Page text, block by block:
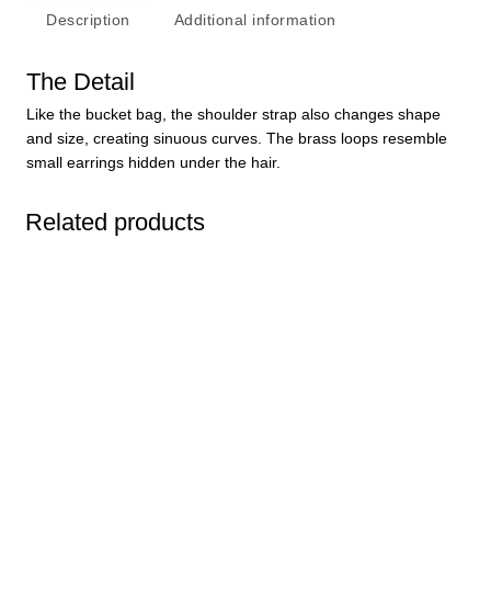
Description Additional information
The Detail
Like the bucket bag, the shoulder strap also changes shape
and size, creating sinuous curves. The brass loops resemble
small earrings hidden under the hair.
Related products